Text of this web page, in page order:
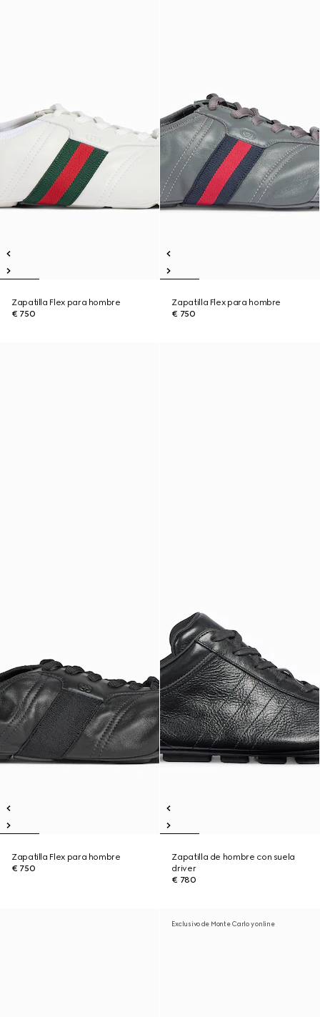
Zapatilla Flex para hombre
€ 750
Zapatilla Flex para hombre
€ 750
Zapatilla Flex para hombre
€ 750
Zapatilla de hombre con suela
driver
€ 780
Exclusivo de Monte Carlo y online